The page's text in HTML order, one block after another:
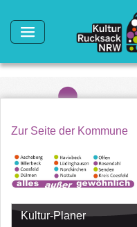
Zur Seite der Kommune
Kultur-Planer